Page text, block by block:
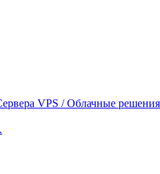
VPS / Облачные решения